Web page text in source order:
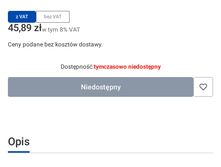
z VAT bez VAT
Cena
45,89 złw tym 8% VAT
w tym 8% VAT
Ceny podane bez kosztów dostawy.
Dostępność:tymczasowo niedostępny
Niedostępny
Opis